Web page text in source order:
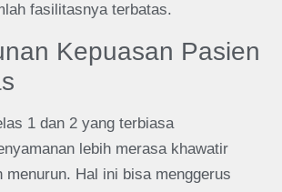
fasilitasnya terbatas.
Kepuasan Pasien
1 dan 2 yang terbiasa
lebih merasa khawatir
menurun. Hal ini bisa menggerus